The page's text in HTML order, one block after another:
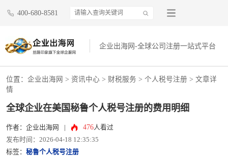
400-680-8581
企业出海网-全球公司注册一站式平台
位置： 企业出海网 > 资讯中心 > 财税服务 > 个人税号注册 > 文章详
情
全球企业在美国秘鲁个人税号注册的费用明细
作者：企业出海网 476人看过
发布时间：2026-04-18 12:35:35
标签： 秘鲁个人税号注册